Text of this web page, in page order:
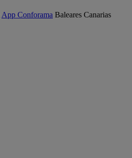
App Conforama Baleares Canarias